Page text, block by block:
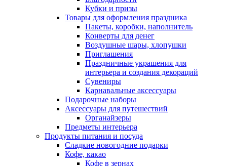
Кубки и призы
Товары для оформления праздника
Пакеты, коробки, наполнитель
Конверты для денег
Воздушные шары, хлопушки
Приглашения
Праздничные украшения для
интерьера и создания декораций
Сувениры
Карнавальные аксессуары
Подарочные наборы
Аксессуары для путешествий
Органайзеры
Предметы интерьера
Продукты питания и посуда
Сладкие новогодние подарки
Кофе, какао
Кофе в зернах